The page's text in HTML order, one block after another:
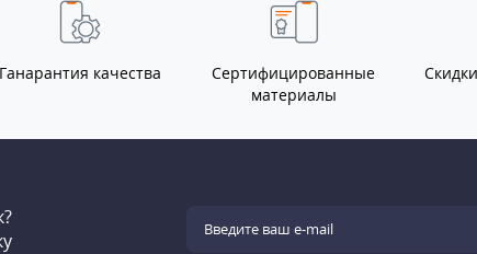
Ганарантия качества
Сертифицированные
материалы